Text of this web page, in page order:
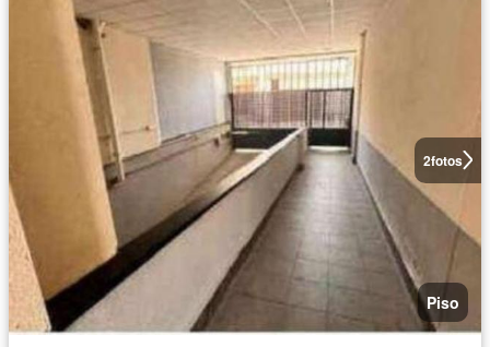
2fotos
Piso